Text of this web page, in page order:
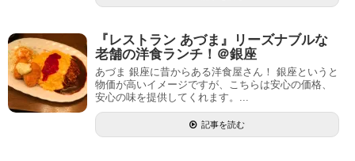
『レストラン あづま』リーズナブルな
老舗の洋食ランチ！＠銀座
あづま 銀座に昔からある洋食屋さん！ 銀座というと
物価が高いイメージですが、こちらは安心の価格、
安心の味を提供してくれます。...
記事を読む